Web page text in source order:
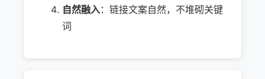
自然融入：链接文案自然，不堆砌关键
词